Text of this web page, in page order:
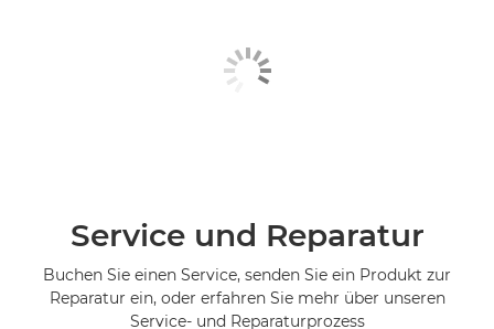
Service und Reparatur
Buchen Sie einen Service, senden Sie ein Produkt zur
Reparatur ein, oder erfahren Sie mehr über unseren
Service- und Reparaturprozess